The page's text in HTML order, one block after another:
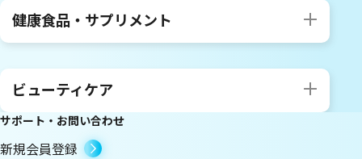
健康食品・サプリメント
ビューティケア
サポート・お問い合わせ
新規会員登録